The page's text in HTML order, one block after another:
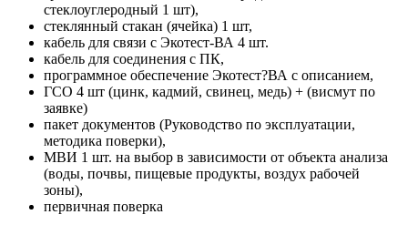
стеклоуглеродный 1 шт),
стеклянный стакан (ячейка) 1 шт,
кабель для связи с Экотест-ВА 4 шт.
кабель для соединения с ПК,
программное обеспечение Экотест?ВА с описанием,
ГСО 4 шт (цинк, кадмий, свинец, медь) + (висмут по
заявке)
пакет документов (Руководство по эксплуатации,
методика поверки),
МВИ 1 шт. на выбор в зависимости от объекта анализа
(воды, почвы, пищевые продукты, воздух рабочей
зоны),
первичная поверка